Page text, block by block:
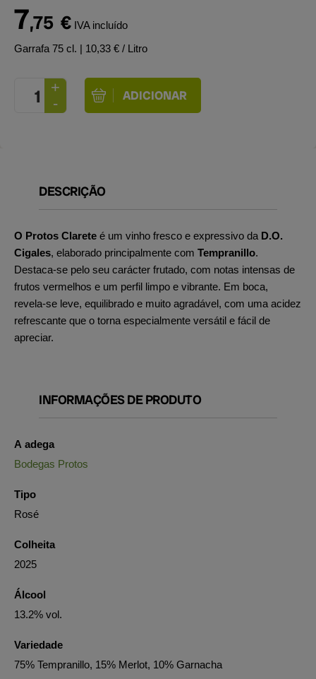
7,75 € IVA incluído
Garrafa 75 cl. | 10,33 € / Litro
DESCRIÇÃO
O Protos Clarete é um vinho fresco e expressivo da D.O.
Cigales, elaborado principalmente com Tempranillo.
Destaca-se pelo seu carácter frutado, com notas intensas de
frutos vermelhos e um perfil limpo e vibrante. Em boca,
revela-se leve, equilibrado e muito agradável, com uma acidez
refrescante que o torna especialmente versátil e fácil de
apreciar.
INFORMAÇÕES DE PRODUTO
A adega
Bodegas Protos
Tipo
Rosé
Colheita
2025
Álcool
13.2% vol.
Variedade
75% Tempranillo, 15% Merlot, 10% Garnacha